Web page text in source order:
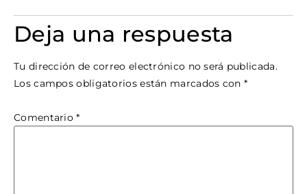
Deja una respuesta
Tu dirección de correo electrónico no será publicada.
Los campos obligatorios están marcados con *
Comentario*